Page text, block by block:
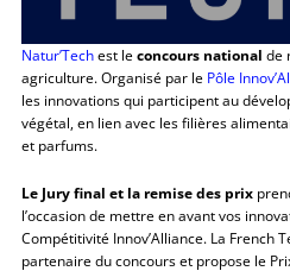
Natur’Techest leconcours national de
agriculture. Organisé par le Pôle
les innovations qui participent au
végétal, en lien avec les filières
et parfums.
Le Jury final et la remise des prix
l’occasion de mettre en avant vos
Compétitivité Innov’Alliance. La French
partenaire du concours et propose le